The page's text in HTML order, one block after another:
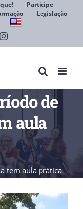
Participe
Legislação
Instagram
de
aula
tem aula prática